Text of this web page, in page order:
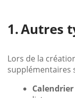
Autres
Lors de la
supplémentaires
Calendrier